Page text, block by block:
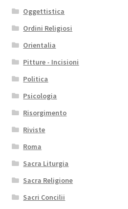
Oggettistica
Ordini Religiosi
Orientalia
Pitture - Incisioni
Politica
Psicologia
Risorgimento
Riviste
Roma
Sacra Liturgia
Sacra Religione
Sacri Concilii